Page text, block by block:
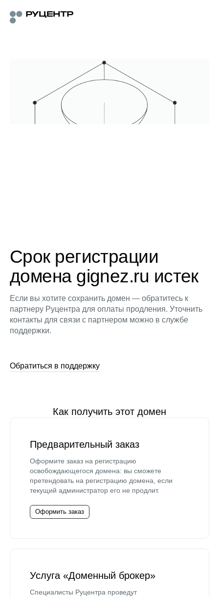
Срок регистрации
домена gignez.ru истек
Если вы хотите сохранить домен — обратитесь к
партнеру Руцентра для оплаты продления. Уточнить
контакты для связи с партнером можно в службе
поддержки.
Обратиться в поддержку
Как получить этот домен
Предварительный заказ
Оформите заказ на регистрацию
освобождающегося домена: вы сможете
претендовать на регистрацию домена, если
текущий администратор его не продлит.
Оформить заказ
Услуга «Доменный брокер»
Специалисты Руцентра проведут